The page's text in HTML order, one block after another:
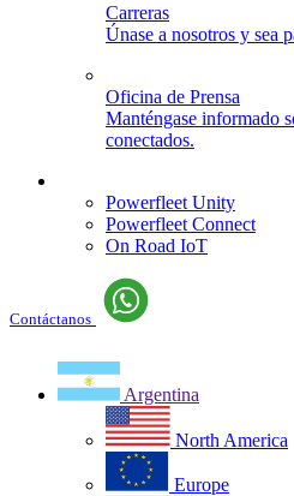
Carreras
Únase a nosotros y sea
Oficina de Prensa
Manténgase informado
conectados.
Powerfleet Unity
Powerfleet Connect
On Road IoT
Contáctanos
Argentina
North America
Europe